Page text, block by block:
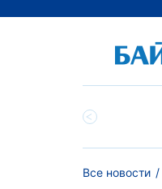
Все новости